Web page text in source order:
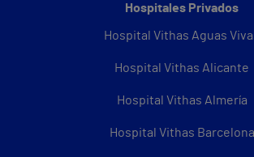
Hospitales Privados
Hospital Vithas Aguas
Hospital Vithas Alicante
Hospital Vithas Almería
Hospital Vithas Barcelona